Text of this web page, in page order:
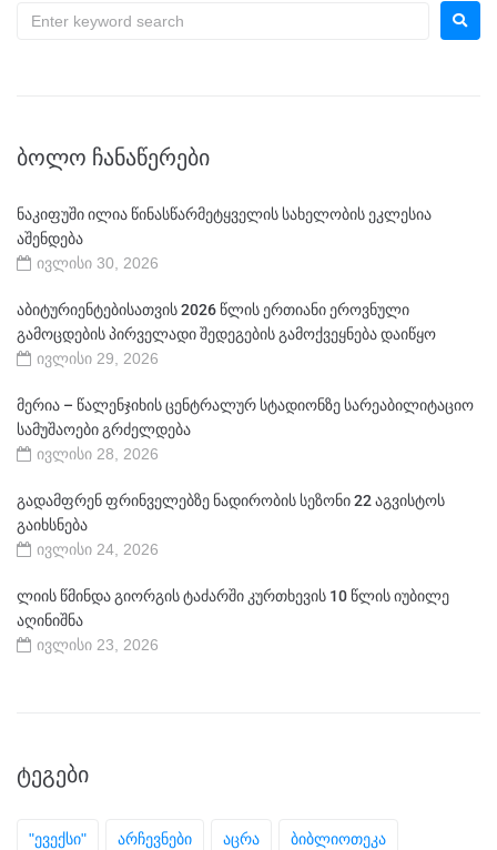
ᲑᲝᲚᲝ ᲩᲐᲜᲐᲬᲔᲠᲔᲑᲘ
ნაკიფუში ილია წინასწარმეტყველის სახელობის ეკლესია
აშენდება
ივლისი 30, 2026
აბიტურიენტებისათვის 2026 წლის ერთიანი ეროვნული
გამოცდების პირველადი შედეგების გამოქვეყნება დაიწყო
ივლისი 29, 2026
მერია – წალენჯიხის ცენტრალურ სტადიონზე სარეაბილიტაციო
სამუშაოები გრძელდება
ივლისი 28, 2026
გადამფრენ ფრინველებზე ნადირობის სეზონი 22 აგვისტოს
გაიხსნება
ივლისი 24, 2026
ლიის წმინდა გიორგის ტაძარში კურთხევის 10 წლის იუბილე
აღინიშნა
ივლისი 23, 2026
ᲢᲔᲒᲔᲑᲘ
"ევექსი" არჩევნები აცრა ბიბლიოთეკა